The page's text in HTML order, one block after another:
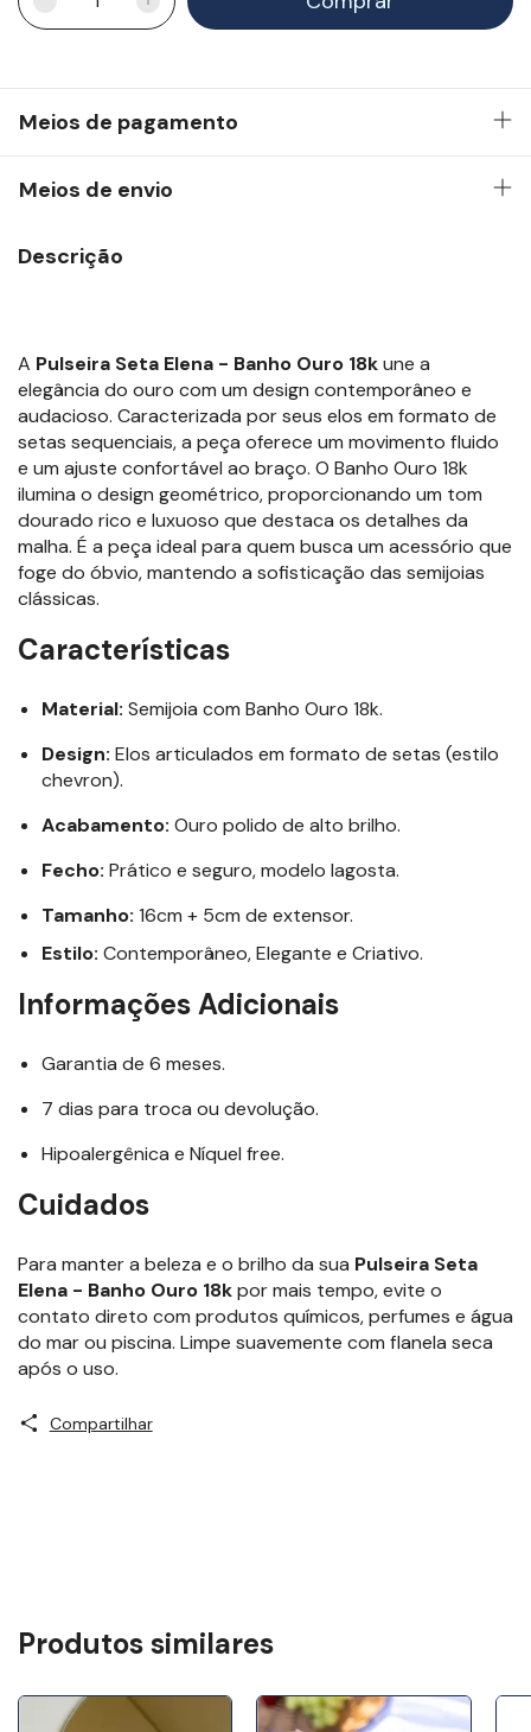
Meios de pagamento
Meios de envio
Descrição
A Pulseira Seta Elena - Banho Ouro 18kune a
elegância do ouro com um design contemporâneo e
audacioso. Caracterizada por seus elos em formato de
setas sequenciais, a peça oferece um movimento fluido
e um ajuste confortável ao braço. O Banho Ouro 18k
ilumina o design geométrico, proporcionando um tom
dourado rico e luxuoso que destaca os detalhes da
malha. É a peça ideal para quem busca um acessório que
foge do óbvio, mantendo a sofisticação das semijoias
clássicas.
Características
Material: Semijoia com Banho Ouro 18k.
Design: Elos articulados em formato de setas (estilo
chevron).
Acabamento: Ouro polido de alto brilho.
Fecho: Prático e seguro, modelo lagosta.
Tamanho: 16cm + 5cm de extensor.
Estilo: Contemporâneo, Elegante e Criativo.
Informações Adicionais
Garantia de 6 meses.
7 dias para troca ou devolução.
Hipoalergênica e Níquel free.
Cuidados
Para manter a beleza e o brilho da sua Pulseira Seta
Elena - Banho Ouro 18kpor mais tempo, evite o
contato direto com produtos químicos, perfumes e água
do mar ou piscina. Limpe suavemente com flanela seca
após o uso.
Compartilhar
Produtos similares